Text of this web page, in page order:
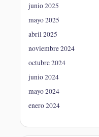
junio 2025
mayo 2025
abril 2025
noviembre 2024
octubre 2024
junio 2024
mayo 2024
enero 2024